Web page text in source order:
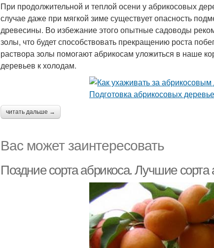
При продолжительной и теплой осени у абрикосовых
случае даже при мягкой зиме существует опасность
древесины. Во избежание этого опытные садоводы
золы, что будет способствовать прекращению роста
раствора золы помогают абрикосам уложиться в наше
деревьев к холодам.
читать дальше →
Вас может заинтересовать
Поздние сорта абрикоса. Лучшие сорта